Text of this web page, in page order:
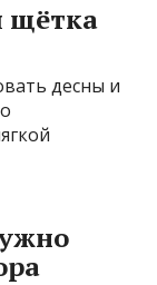
щётка
десны и